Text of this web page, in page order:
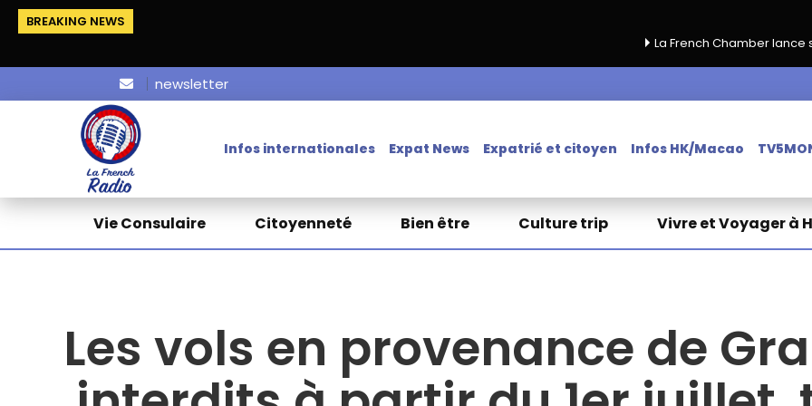
BREAKING NEWS
La French Chamber lance sa campagne de
newsletter
Infos internationales Expat News Expatrié et citoyen Infos HK/Macao
Vie Consulaire Citoyenneté Bien être Culture trip Vivre et Voyager à
Les vols en provenance de